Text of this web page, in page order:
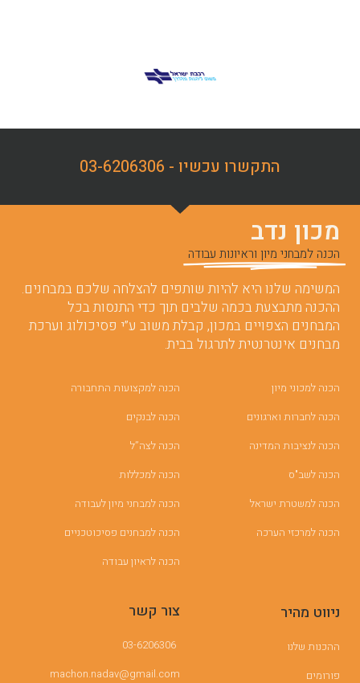
התקשרו עכשיו - 03-6206306
מכון נדב
הכנה למבחני מיון וראיונות עבודה
המשימה שלנו היא להיות שותפים להצלחה שלכם במבחנים.
ההכנה מתבצעת בכמה שלבים תוך כדי התנסות בכל
המבחנים הצפויים במכון, קבלת משוב ע”י פסיכולוג וערכת
מבחנים אינטרנטית לתרגול בבית.
הכנה למכוני מיון
הכנה לחברות וארגונים
הכנה לנציבות המדינה
הכנה לשב"ס
הכנה למשטרת ישראל
הכנה למרכזי הערכה
הכנה למקצועות התחבורה
הכנה לבנקים
הכנה לצה”ל
הכנה למכללות
הכנה למבחני מיון לעבודה
הכנה למבחנים פסיכוטכניים
הכנה לראיון עבודה
ניווט מהיר
ההכנות שלנו
פורומים
צור קשר
03-6206306
machon.nadav@gmail.com